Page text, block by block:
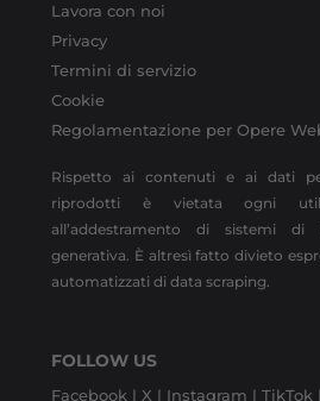
Lavora con noi
Privacy
Termini di servizio
Cookie
Regolamentazione per Opere
Rispetto ai contenuti e ai dati
riprodotti è vietata ogni
all’addestramento di sistemi di
generativa. È altresì fatto divieto
automatizzati di data scraping.
FOLLOW US
Facebook | X | Instagram | TikTok |